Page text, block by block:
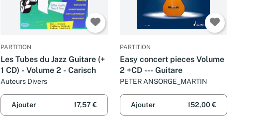
PARTITION
Les Tubes du Jazz Guitare (+
1 CD) - Volume 2 - Carisch
Auteurs Divers
Ajouter 17,57 €
PARTITION
Easy concert pieces Volume
2 +CD --- Guitare
PETER ANSORGE_MARTIN
Ajouter 152,00 €